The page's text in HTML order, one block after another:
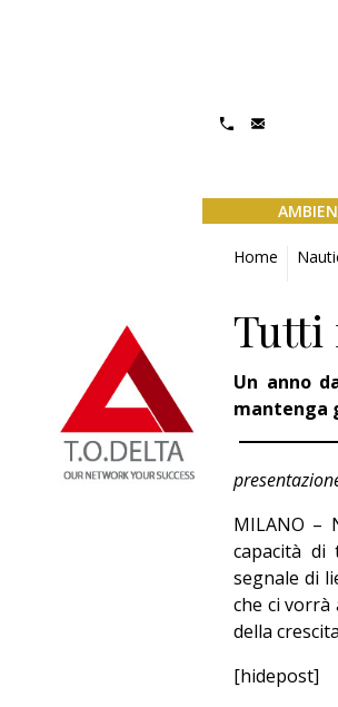
Home
Tutti
Un anno
mantenga
MILANO –
capacità di
segnale di
che ci
della
[hidepost]